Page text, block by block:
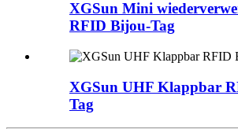
XGSun Mini
RFID Bijou-Tag
XGSun UHF Klappbar
Tag